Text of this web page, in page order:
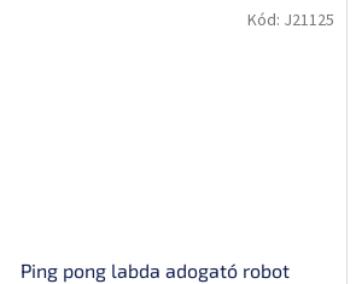
Ping pong labda adogató robot
Kód: J21125